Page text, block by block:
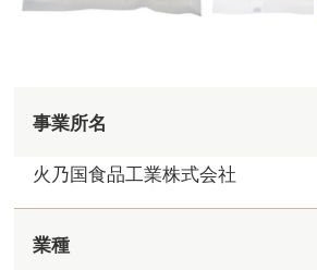
事業所名
火乃国食品工業株式会社
業種